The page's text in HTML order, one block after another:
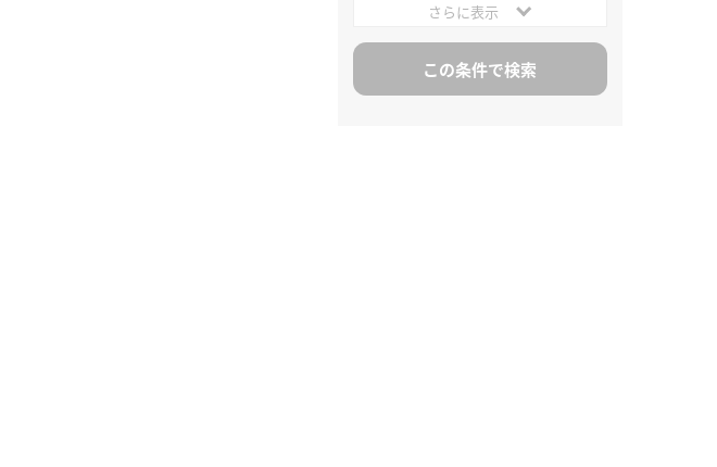
さらに表示